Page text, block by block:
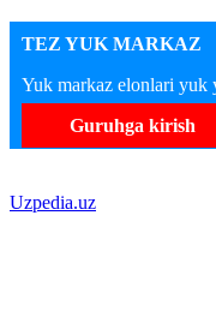
TEZ YUK MARKAZ
Yuk markaz elonlari yuk
Guruhga kirish
Uzpedia.uz